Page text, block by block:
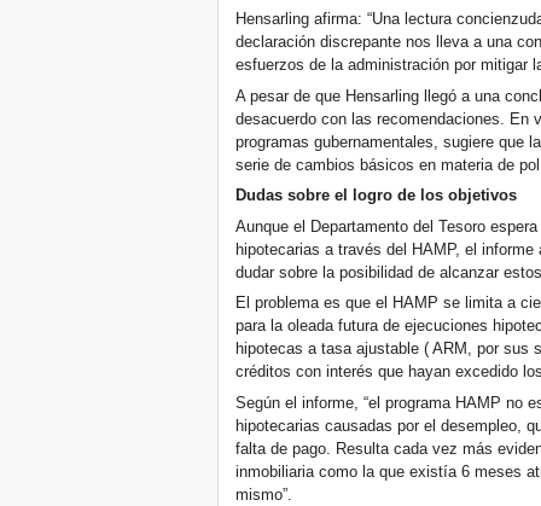
Hensarling afirma: “Una lectura
declaración discrepante nos lleva a una
esfuerzos de la administración por mitigar
A pesar de que Hensarling llegó a una
desacuerdo con las recomendaciones. En
programas gubernamentales, sugiere que
serie de cambios básicos en materia de
Dudas sobre el logro de los objetivos
Aunque el Departamento del Tesoro
hipotecarias a través del HAMP, el
dudar sobre la posibilidad de alcanzar
El problema es que el HAMP se limita a
para la oleada futura de ejecuciones
hipotecas a tasa ajustable ( ARM, por sus
créditos con interés que hayan excedido
Según el informe, “el programa HAMP no
hipotecarias causadas por el desempleo,
falta de pago. Resulta cada vez más
inmobiliaria como la que existía 6 meses
mismo”.